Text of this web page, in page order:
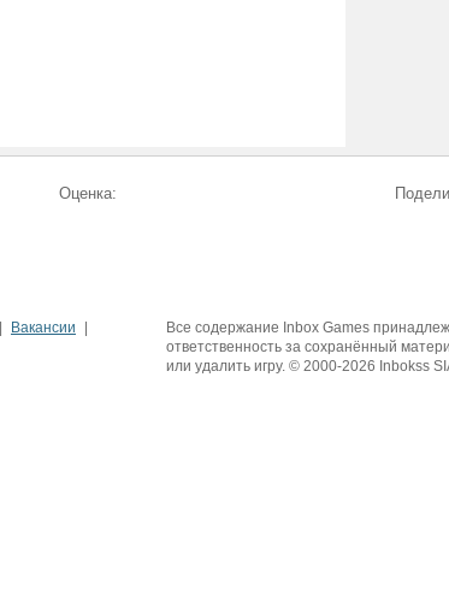
Оценка:
Вакансии
Все содержание Inbox Games
ответственность за сохранённый
или удалить игру. © 2000-2026 Inbokss